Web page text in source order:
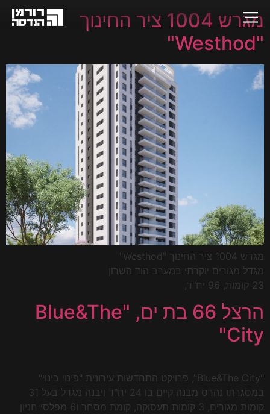
מגרש 1004 ציר החינוך
"Westhod"
מגרש 1004 ציר החינוך "Westhod"
מגדל מגורים יוקרתי במערב הוד השרון
23 קומות, 96 יח"ד,
הרצל 66 בת ים, "Blue&The
City"
"Blue&The City", פרויקט התחדשות עירונית "פינוי בינוי"
במסגרתו נהרס מבנה קיים בו 24 יח"ד ויבנה מגדל בעל 31
קומות מגורים, 3 קומות תעסוקה, קומת מסחר ו6 מפלסי חניון